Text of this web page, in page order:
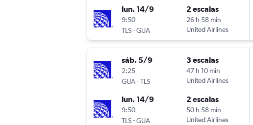
lun. 14/9
9:50
TLS-GUA
2 escalas
26 h 58 min
United Airlines
sáb. 5/9
2:25
GUA-TLS
3 escalas
47 h 10 min
United Airlines
lun. 14/9
9:50
TLS-GUA
2 escalas
50 h 58 min
United Airlines